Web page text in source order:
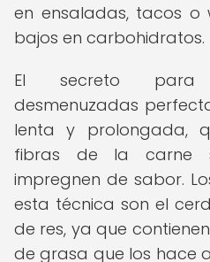
en ensaladas, tacos o
bajos en carbohidratos.
El secreto para
desmenuzadas
lenta y prolongada,
fibras de la carne
impregnen de sabor.
esta técnica son el
de res, ya que
de grasa que los hace